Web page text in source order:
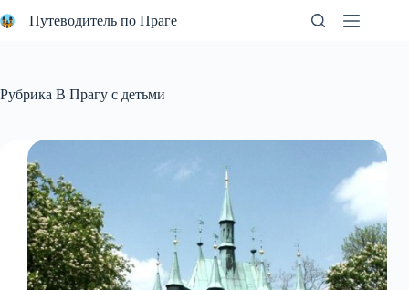
к
Путеводитель по Праге
Рубрика В Прагу с детьми